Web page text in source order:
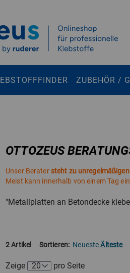
Shift + ALt + A
Shift + Alt + Z
ZUBEHÖR /
OTTOZEUS
Unser Beratersteht zu
Meist kann innerhalb von einem Tag
"Metallplatten an Betondecke
2 Artikel Sortieren: Neueste Älteste
Zeige pro Seite